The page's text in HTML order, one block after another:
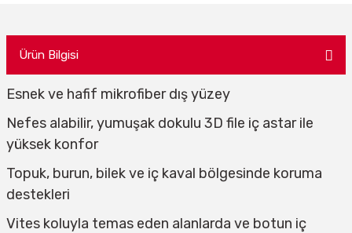
Ürün Bilgisi
Esnek ve hafif mikrofiber dış yüzey
Nefes alabilir, yumuşak dokulu 3D file iç astar ile
yüksek konfor
Topuk, burun, bilek ve iç kaval bölgesinde koruma
destekleri
Vites koluyla temas eden alanlarda ve botun iç